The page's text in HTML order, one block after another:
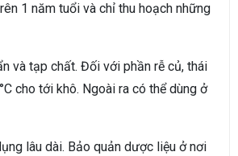
1 năm tuổi và chỉ thu hoạch những
và tạp chất. Đối với phần rễ củ, thái
cho tới khô. Ngoài ra có thể dùng ở
lâu dài. Bảo quản dược liệu ở nơi